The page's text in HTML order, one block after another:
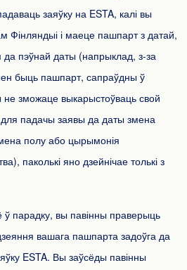
заяўку на ESTA, калі вы
Фінляндыі і маеце пашпарт з датай,
пэўнай даты (напрыклад, з-за
быць пашпарт, сапраўдны ў
зможаце выкарыстоўваць свой
падачы заявы да даты змена
полу або цырымонія
паколькі яно дзейнічае толькі з
парадку, вы павінны праверыць
вашага пашпарта задоўга да
ESTA. Вы заўсёды павінны